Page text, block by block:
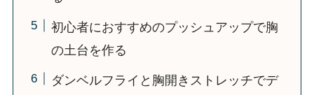
初心者におすすめのプッシュアップで胸
の土台を作る
ダンベルフライと胸開きストレッチでデ